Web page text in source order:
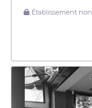
Établissement